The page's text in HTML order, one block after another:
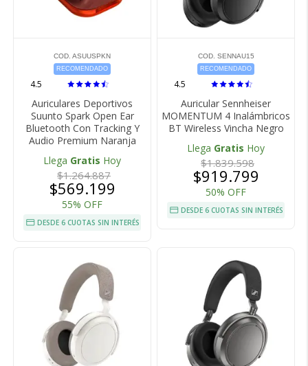
COD. ASUUSPKN
RECOMENDADO
4.5
Auriculares Deportivos
Suunto Spark Open Ear
Bluetooth Con Tracking Y
Audio Premium Naranja
Llega Gratis Hoy
$1.264.887
$569.199
55% OFF
DESDE 6 CUOTAS SIN INTERÉS
COD. SENNAU15
RECOMENDADO
4.5
Auricular Sennheiser
MOMENTUM 4 Inalámbricos
BT Wireless Vincha Negro
Llega Gratis Hoy
$1.839.598
$919.799
50% OFF
DESDE 6 CUOTAS SIN INTERÉS